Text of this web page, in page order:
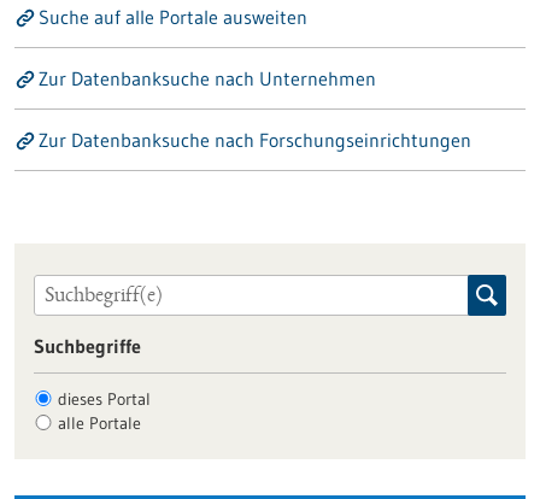
Suche auf alle Portale ausweiten
Zur Datenbanksuche nach Unternehmen
Zur Datenbanksuche nach Forschungseinrichtungen
Suchbegriffe
dieses Portal
alle Portale